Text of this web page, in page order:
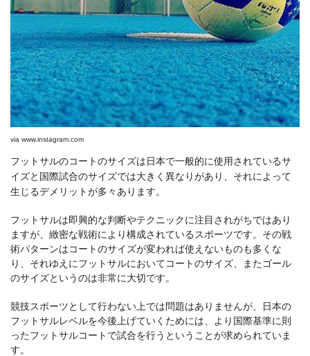
via www.instagram.com
フットサルのコートのサイズは日本で一般的に使用されているサ
イズと国際試合のサイズでは大きく異なりがあり、それによって
生じるデメリットが多々あります。
フットサルは即興的な判断やテクニックに注目されがちではあり
ますが、緻密な戦術により構成されているスポーツです。その戦
術パターンはコートのサイズが変われば使えないものも多くな
り、それゆえにフットサルにおいてコートのサイズ、またゴール
のサイズというのは非常に大切です。
競技スポーツとして行わない上では問題はありませんが、日本の
フットサルレベルを今後上げていくためには、より国際基準に則
ったフットサルコートで試合を行うということが求められていま
す。